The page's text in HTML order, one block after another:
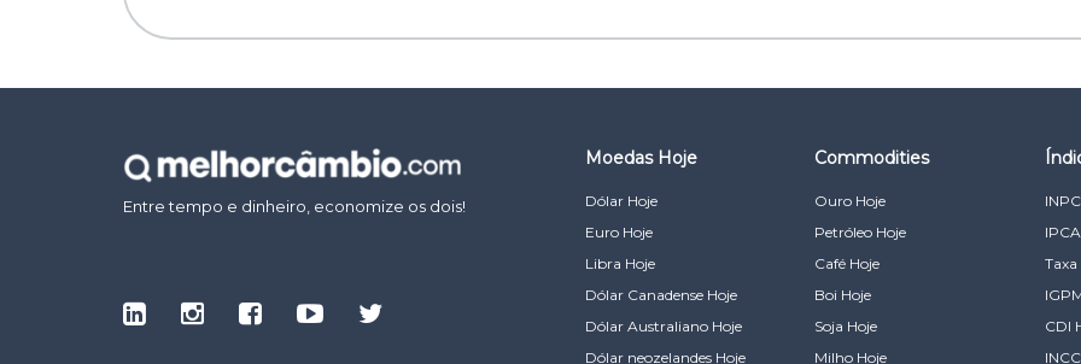
Entre tempo e dinheiro, economize os dois!
Moedas Hoje
Dólar Hoje
Euro Hoje
Libra Hoje
Dólar Canadense Hoje
Dólar Australiano Hoje
Dólar neozelandes Hoje
Commodities
Ouro Hoje
Petróleo Hoje
Café Hoje
Boi Hoje
Soja Hoje
Milho Hoje
Taxa
CDI